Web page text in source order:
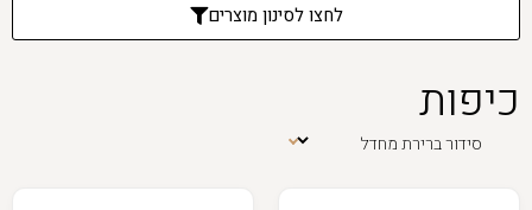
לחצו לסינון מוצרים
כיפות